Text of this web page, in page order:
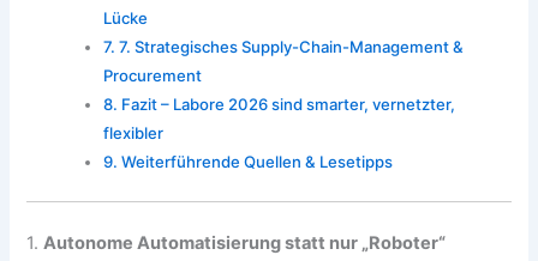
Lücke
7. Strategisches Supply-Chain-Management &
Procurement
Fazit – Labore 2026 sind smarter, vernetzter,
flexibler
Weiterführende Quellen & Lesetipps
1.Autonome Automatisierung statt nur „Roboter“